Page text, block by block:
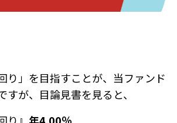
り」を目指すことが、当ファンド
が、 目論見書を見ると、
り』 年4.00％